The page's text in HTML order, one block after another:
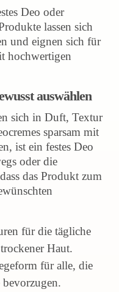
Deo oder
lassen sich
und eignen sich für
hochwertigen
auswählen
sich in Duft, Textur
sparsam mit
ist ein festes Deo
oder die
das Produkt zum
für die tägliche
Haut.
für alle, die